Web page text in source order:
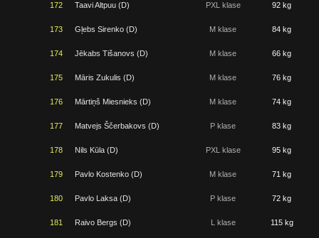
172 Taavi Altpuu (D) PXL klase 92 kg
173 Gļebs Sirenko (D) M klase 84 kg
174 Jēkabs Tišanovs (D) M klase 66 kg
175 Māris Zukulis (D) M klase 76 kg
176 Mārtiņš Miesnieks (D) M klase 74 kg
177 Matvejs Ščerbakovs (D) P klase 83 kg
178 Nils Kūla (D) PXL klase 95 kg
179 Pavlo Kostenko (D) M klase 71 kg
180 Pavlo Laksa (D) P klase 72 kg
181 Raivo Bergs (D) L klase 115 kg